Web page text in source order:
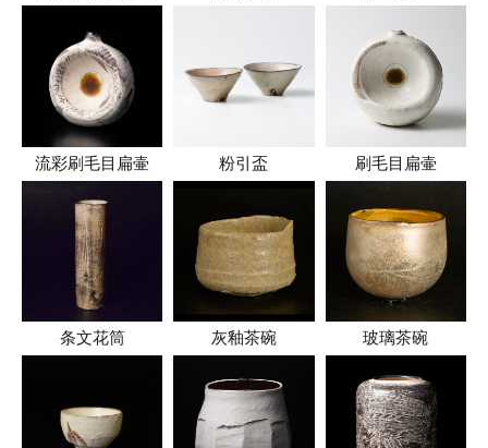
流彩刷毛目扁壷 粉引盃 刷毛目扁壷
条文花筒 灰釉茶碗 玻璃茶碗